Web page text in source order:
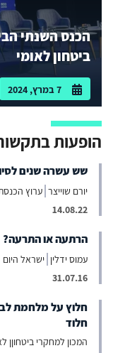
ביטחון לאומי
הופעות
שש עשרה שנים
יורם שוייצר ערוץ
14.08.22
הרתעה או התרעה?
עמוס ידלין ישראל היום
31.07.16
חלוץ על מלחמת
חלוד
המכון למחקרי ביטחוןן